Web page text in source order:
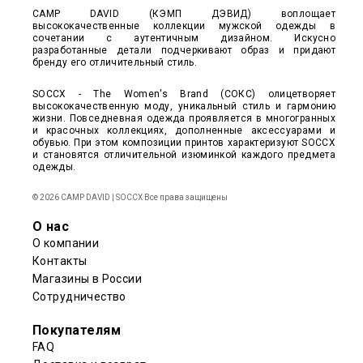
CAMP DAVID (КЭМП ДЭВИД) воплощает
высококачественные коллекции мужской одежды в
сочетании с аутентичным дизайном. Искусно
разработанные детали подчеркивают образ и придают
бренду его отличительный стиль.
SOCCX - The Women's Brand (СОКС) олицетворяет
высококачественную моду, уникальный стиль и гармонию
жизни. Повседневная одежда проявляется в многогранных
и красочных коллекциях, дополненные аксессуарами и
обувью. При этом композиции принтов характеризуют SOCCX
и становятся отличительной изюминкой каждого предмета
одежды.
© 2026 CAMP DAVID | SOCCX Все права защищены
О нас
О компании
Контакты
Магазины в России
Сотрудничество
Покупателям
FAQ